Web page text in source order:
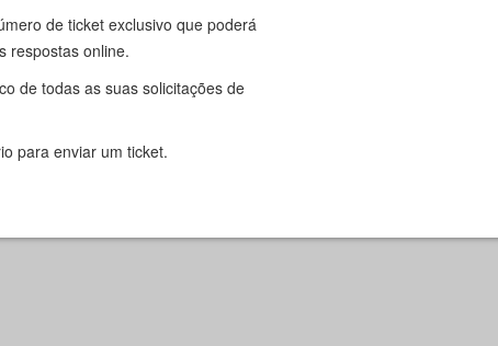
de ticket exclusivo que poderá
respostas online.
de todas as suas solicitações de
para enviar um ticket.